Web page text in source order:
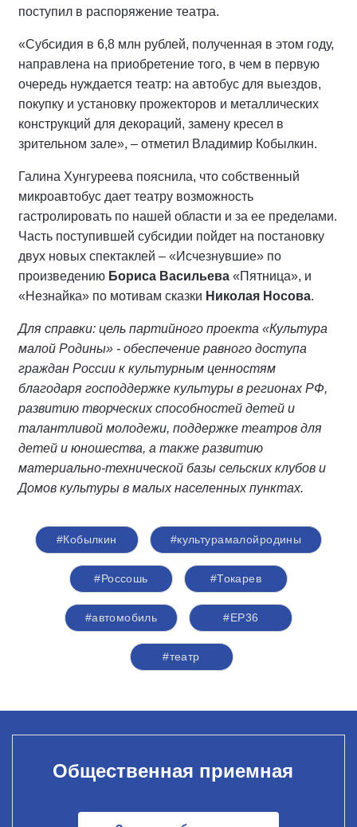
поступил в распоряжение театра.
«Субсидия в 6,8 млн рублей, полученная в этом году,
направлена на приобретение того, в чем в первую
очередь нуждается театр: на автобус для выездов,
покупку и установку прожекторов и металлических
конструкций для декораций, замену кресел в
зрительном зале», – отметил Владимир Кобылкин.
Галина Хунгуреева пояснила, что собственный
микроавтобус дает театру возможность
гастролировать по нашей области и за ее пределами.
Часть поступившей субсидии пойдет на постановку
двух новых спектаклей – «Исчезнувшие» по
произведению Бориса Васильева «Пятница», и
«Незнайка» по мотивам сказки Николая Носова.
Для справки: цель партийного проекта «Культура
малой Родины» - обеспечение равного доступа
граждан России к культурным ценностям
благодаря господдержке культуры в регионах РФ,
развитию творческих способностей детей и
талантливой молодежи, поддержке театров для
детей и юношества, а также развитию
материально-технической базы сельских клубов и
Домов культуры в малых населенных пунктах.
#Кобылкин #культурамалойродины
#Россошь #Токарев
#автомобиль #ЕР36
#театр
Общественная приемная